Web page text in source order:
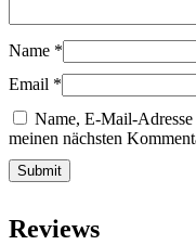
Name *
Email *
Name, E-Mail-
meinen nächsten
Reviews